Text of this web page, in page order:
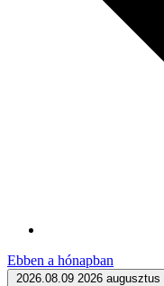
Ebben a hónapban
2026.08.09 2026 augusztus